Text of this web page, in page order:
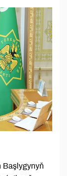
Başlygynyň